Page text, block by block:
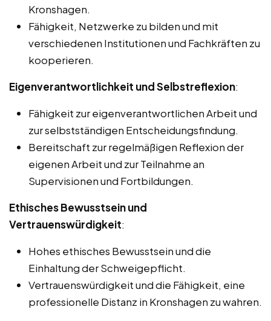
Kronshagen.
Fähigkeit, Netzwerke zu bilden und mit
verschiedenen Institutionen und Fachkräften zu
kooperieren.
Eigenverantwortlichkeit und Selbstreflexion:
Fähigkeit zur eigenverantwortlichen Arbeit und
zur selbstständigen Entscheidungsfindung.
Bereitschaft zur regelmäßigen Reflexion der
eigenen Arbeit und zur Teilnahme an
Supervisionen und Fortbildungen.
Ethisches Bewusstsein und
Vertrauenswürdigkeit:
Hohes ethisches Bewusstsein und die
Einhaltung der Schweigepflicht.
Vertrauenswürdigkeit und die Fähigkeit, eine
professionelle Distanz in Kronshagen zu wahren.